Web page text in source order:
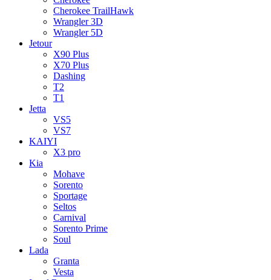
Cherokee TrailHawk
Wrangler 3D
Wrangler 5D
Jetour
X90 Plus
X70 Plus
Dashing
T2
T1
Jetta
VS5
VS7
KAIYI
X3 pro
Kia
Mohave
Sorento
Sportage
Seltos
Carnival
Sorento Prime
Soul
Lada
Granta
Vesta